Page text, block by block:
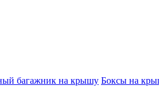
багажник на крышу Боксы на